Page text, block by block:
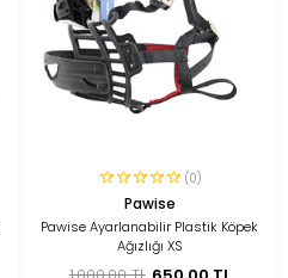
(0)
Pawise
Pawise Ayarlanabilir Plastik Köpek
Ağızlığı XS